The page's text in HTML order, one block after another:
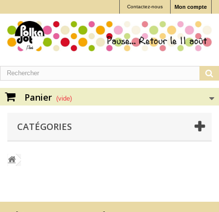
Mon compte
Contactez-nous
Panier (vide)
CATÉGORIES